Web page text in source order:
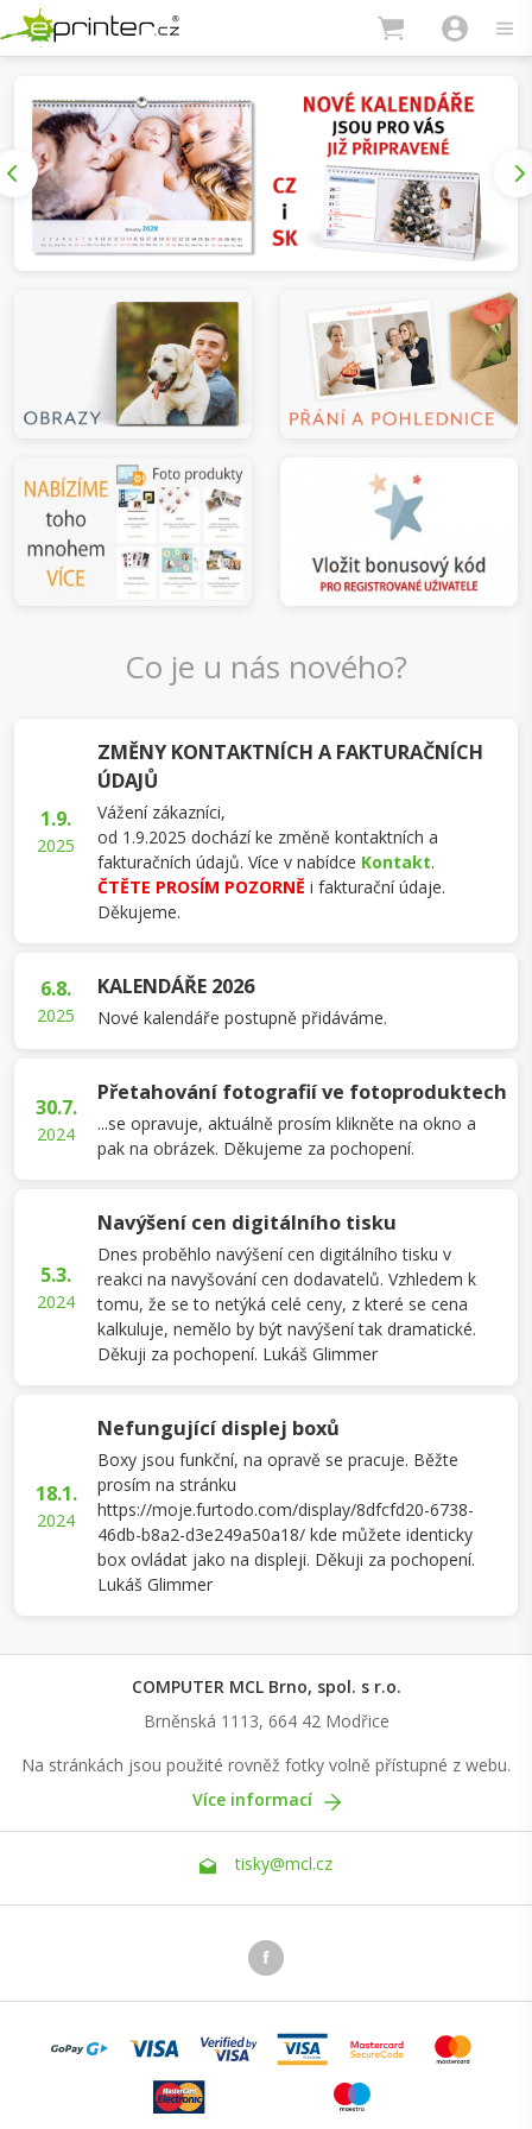
Co je u nás nového?
1.9.
2025
ZMĚNY KONTAKTNÍCH A FAKTURAČNÍCH
ÚDAJŮ
Vážení zákazníci,
od 1.9.2025 dochází ke změně kontaktních a
fakturačních údajů. Více v nabídce Kontakt.
ČTĚTE PROSÍM POZORNĚ i fakturační údaje.
Děkujeme.
6.8.
2025
KALENDÁŘE 2026
Nové kalendáře postupně přidáváme.
30.7.
2024
Přetahování fotografií ve fotoproduktech
...se opravuje, aktuálně prosím klikněte na okno a
pak na obrázek. Děkujeme za pochopení.
5.3.
2024
Navýšení cen digitálního tisku
Dnes proběhlo navýšení cen digitálního tisku v
reakci na navyšování cen dodavatelů. Vzhledem k
tomu, že se to netýká celé ceny, z které se cena
kalkuluje, nemělo by být navýšení tak dramatické.
Děkuji za pochopení. Lukáš Glimmer
18.1.
2024
Nefungující displej boxů
Boxy jsou funkční, na opravě se pracuje. Běžte
prosím na stránku
https://moje.furtodo.com/display/8dfcfd20-6738-
46db-b8a2-d3e249a50a18/ kde můžete identicky
box ovládat jako na displeji. Děkuji za pochopení.
Lukáš Glimmer
COMPUTER MCL Brno, spol. s r.o.
Brněnská 1113, 664 42 Modřice
Na stránkách jsou použité rovněž fotky volně přístupné z webu.
Více informací
tisky@mcl.cz